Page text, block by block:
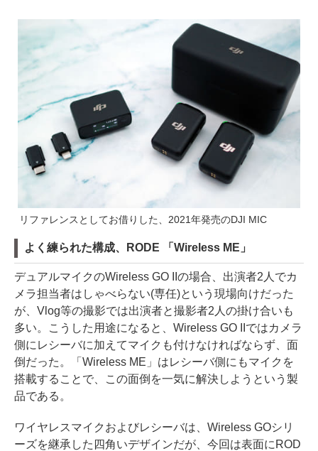
リファレンスとしてお借りした、2021年発売のDJI MIC
よく練られた構成、RODE 「Wireless ME」
デュアルマイクのWireless GO IIの場合、出演者2人でカ
メラ担当者はしゃべらない(専任)という現場向けだった
が、Vlog等の撮影では出演者と撮影者2人の掛け合いも
多い。こうした用途になると、Wireless GO IIではカメラ
側にレシーバに加えてマイクも付けなければならず、面
倒だった。「Wireless ME」はレシーバ側にもマイクを
搭載することで、この面倒を一気に解決しようという製
品である。
ワイヤレスマイクおよびレシーバは、Wireless GOシリ
ーズを継承した四角いデザインだが、今回は表面にROD